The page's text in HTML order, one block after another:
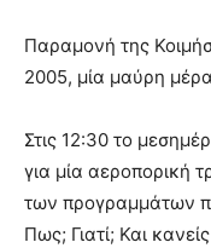
Παραμονή της
2005, μία μαύρη
Στις 12:30 το
για μία αεροπορική
των προγραμμάτων
Πως; Γιατί; Και